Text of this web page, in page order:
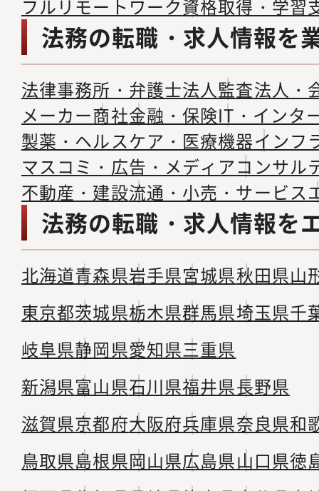
フルリモートワーク資格取得・学習
法務の転職・求人情報を
法律事務所・弁護士法人監査法人・
メーカー商社金融・保険IT・インタ
製薬・ヘルスケア・医療機器インフ
マスコミ・広告・メディアコンサル
不動産・建設流通・小売・サービス
法務の転職・求人情報を
北海道青森県岩手県宮城県秋田県山
東京都茨城県栃木県群馬県埼玉県千
岐阜県静岡県愛知県三重県
新潟県富山県石川県福井県長野県
滋賀県京都府大阪府兵庫県奈良県和
鳥取県島根県岡山県広島県山口県徳